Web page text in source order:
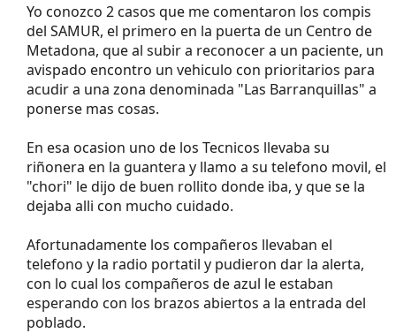
Yo conozco 2 casos que me comentaron los compis
del SAMUR, el primero en la puerta de un Centro de
Metadona, que al subir a reconocer a un paciente, un
avispado encontro un vehiculo con prioritarios para
acudir a una zona denominada "Las Barranquillas" a
ponerse mas cosas.
En esa ocasion uno de los Tecnicos llevaba su
riñonera en la guantera y llamo a su telefono movil, el
"chori" le dijo de buen rollito donde iba, y que se la
dejaba alli con mucho cuidado.
Afortunadamente los compañeros llevaban el
telefono y la radio portatil y pudieron dar la alerta,
con lo cual los compañeros de azul le estaban
esperando con los brazos abiertos a la entrada del
poblado.